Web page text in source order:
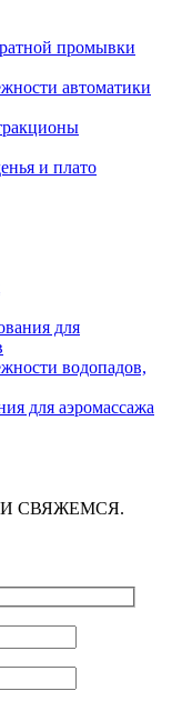
промывки
автоматики
и плато
для
водопадов,
для аэромассажа
СВЯЖЕМСЯ.